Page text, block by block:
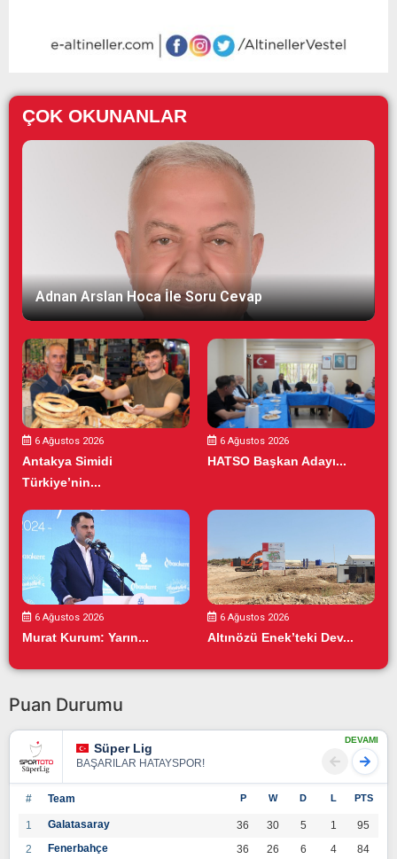
ÇOK OKUNANLAR
Adnan Arslan Hoca İle Soru Cevap
6 Ağustos 2026
Antakya Simidi
Türkiye’nin...
6 Ağustos 2026
HATSO Başkan Adayı...
6 Ağustos 2026
Murat Kurum: Yarın...
6 Ağustos 2026
Altınözü Enek’teki Dev...
Puan Durumu
Süper Lig
BAŞARILAR HATAYSPOR!
DEVAMI
# Team P W D L PTS
1 Galatasaray 36 30 5 1
95
2
Fenerbahçe 36 26 6 4
84